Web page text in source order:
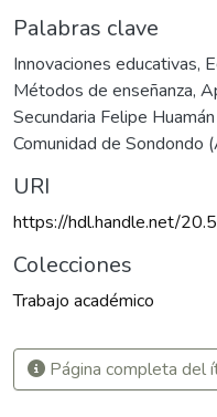
Palabras clave
Innovaciones educativas,
Métodos de enseñanza,
Secundaria Felipe
Comunidad de Sondondo
URI
https://hdl.handle.net/
Colecciones
Trabajo académico
Página completa del